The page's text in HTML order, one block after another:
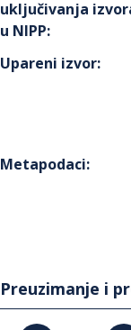
uključivanja
u NIPP:
Upareni izvor:
Metapodaci:
Preuzimanje i